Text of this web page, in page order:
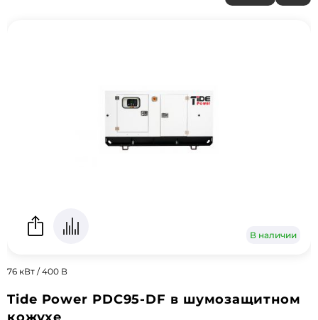
В наличии
76 кВт / 400 В
Tide Power PDC95-DF в шумозащитном